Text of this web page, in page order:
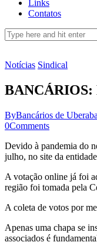
Links
Contatos
Notícias Sindical
BANCÁRIOS:
ByBancários de Uberaba
0Comments
Devido à pandemia do
julho, no site da
A votação online já foi
região foi tomada pela
A coleta de votos por
Apenas uma chapa se
associados é